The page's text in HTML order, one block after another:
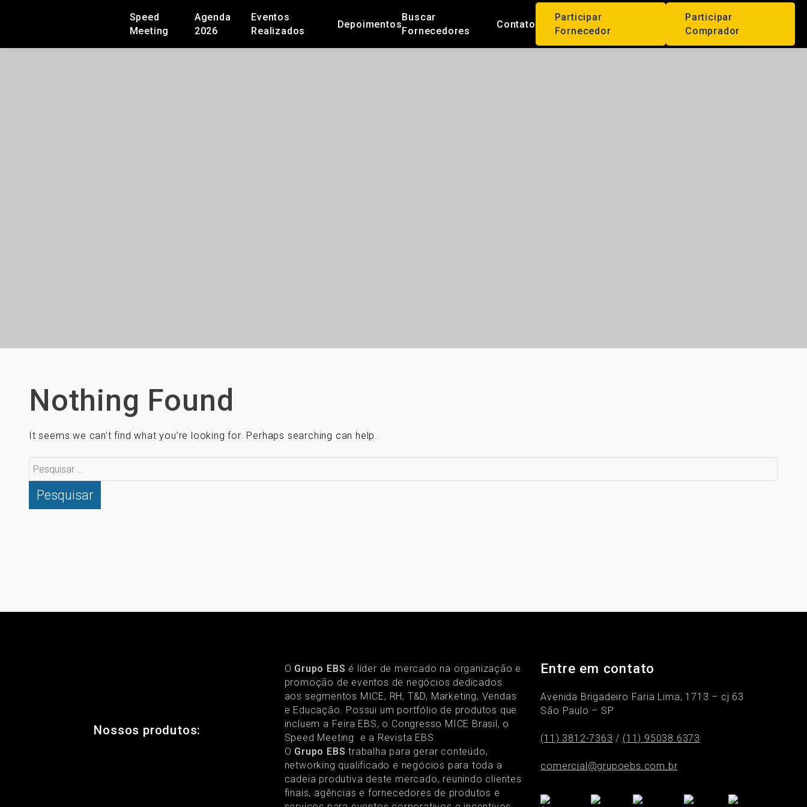
Speed
Meeting
Agenda
2026
Eventos
Realizados
Depoimentos
Buscar
Fornecedores
Contato
Participar
Fornecedor
Participar
Comprador
Nothing Found
It seems we can’t find what you’re looking for. Perhaps searching can help.
Pesquisar
por:
Nossos produtos:
O Grupo EBS é líder de mercado na organização e
promoção de eventos de negócios dedicados
aos segmentos MICE, RH, T&D, Marketing, Vendas
e Educação. Possui um portfólio de produtos que
incluem a Feira EBS, o Congresso MICE Brasil, o
Speed Meeting e a Revista EBS.
O Grupo EBS trabalha para gerar conteúdo,
networking qualificado e negócios para toda a
cadeia produtiva deste mercado, reunindo clientes
finais, agências e fornecedores de produtos e
Entre em contato
Avenida Brigadeiro Faria Lima, 1713 – cj 63
São Paulo – SP
(11) 3812-7363 / (11) 95038.6373
comercial@grupoebs.com.br